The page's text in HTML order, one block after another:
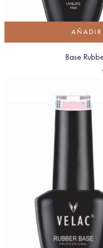
Base